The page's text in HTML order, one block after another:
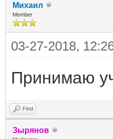
Михаил
Member
03-27-2018,
Принимаю
Find
Зырянов